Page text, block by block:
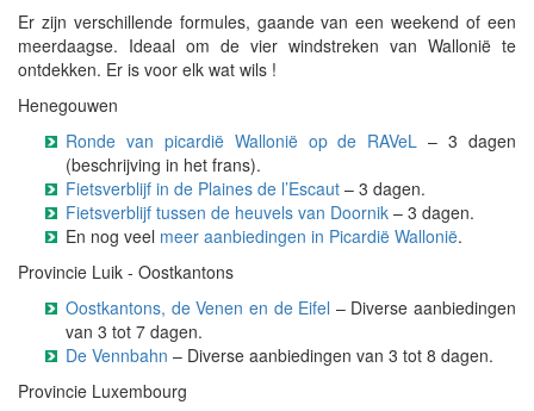
Er zijn verschillende formules, gaande van een weekend of een
meerdaagse. Ideaal om de vier windstreken van Wallonië te
ontdekken. Er is voor elk wat wils !
Henegouwen
Ronde van picardië Wallonië op de RAVeL – 3 dagen
(beschrijving in het frans).
Fietsverblijf in de Plaines de l’Escaut – 3 dagen.
Fietsverblijf tussen de heuvels van Doornik – 3 dagen.
En nog veel meer aanbiedingen in Picardië Wallonië.
Provincie Luik - Oostkantons
Oostkantons, de Venen en de Eifel – Diverse aanbiedingen
van 3 tot 7 dagen.
De Vennbahn – Diverse aanbiedingen van 3 tot 8 dagen.
Provincie Luxembourg